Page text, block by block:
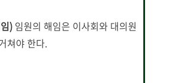
) 임원의 해임은 이사회와 대의원
쳐야 한다.